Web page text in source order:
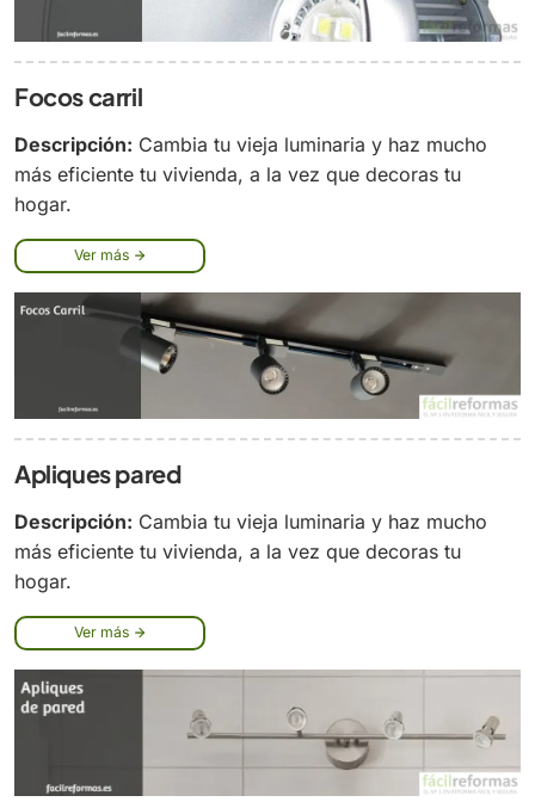
Focos carril
Descripción: Cambia tu vieja luminaria y haz mucho
más eficiente tu vivienda, a la vez que decoras tu
hogar.
Ver más
Apliques pared
Descripción: Cambia tu vieja luminaria y haz mucho
más eficiente tu vivienda, a la vez que decoras tu
hogar.
Ver más